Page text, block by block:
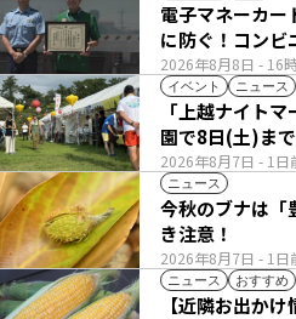
2026年8月8日 - 16
電子マネーカ
に防ぐ！コンビ
イベント ニュース
2026年8月7日 - 1日
「上越ナイト
園で8日(土)まで
ニュース
2026年8月7日 - 1日
今秋のブナは「豊作」予測
き注意！
ニュース おすすめ
【近隣お出か